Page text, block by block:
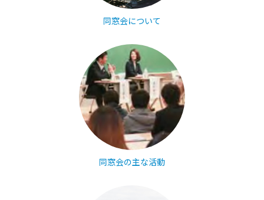
同窓会について
同窓会の主な活動